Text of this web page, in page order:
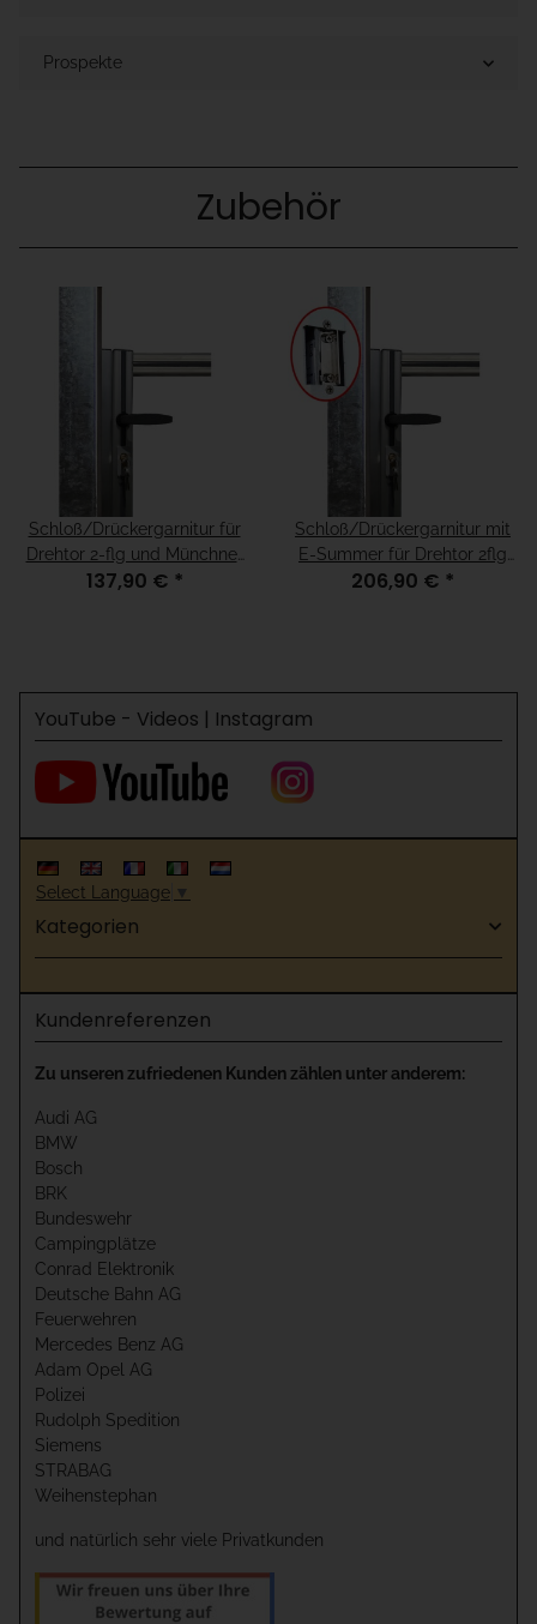
Prospekte
Zubehör
Schloß/Drückergarnitur für
Drehtor 2-flg und Münchner
Modell, für H=80
137,90 € *
Schloß/Drückergarnitur mit
E-Summer für Drehtor 2flg
und Münchner Modell, für
206,90 € *
YouTube - Videos | Instagram
Select Language ▼
Kategorien
Kundenreferenzen
Zu unseren zufriedenen Kunden zählen unter anderem:
Audi AG
BMW
Bosch
BRK
Bundeswehr
Campingplätze
Conrad Elektronik
Deutsche Bahn AG
Feuerwehren
Mercedes Benz AG
Adam Opel AG
Polizei
Rudolph Spedition
Siemens
STRABAG
Weihenstephan
und natürlich sehr viele Privatkunden